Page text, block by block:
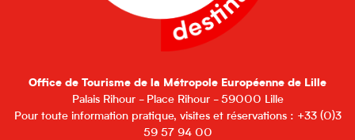
Office de Tourisme de la Métropole Européenne de Lille
Palais Rihour - Place Rihour - 59000 Lille
Pour toute information pratique, visites et réservations : +33 (0)3
59 57 94 00